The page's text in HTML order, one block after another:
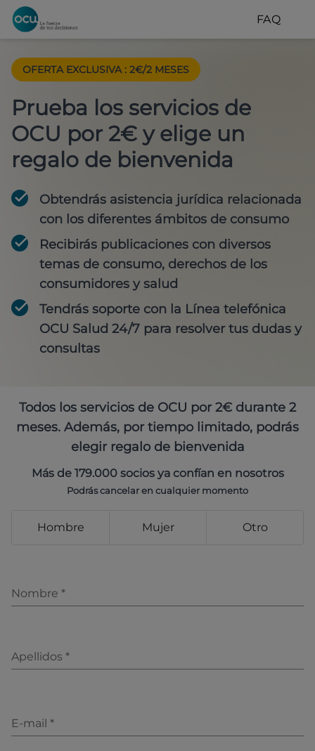
FAQ
OFERTA EXCLUSIVA : 2€/2 MESES
Prueba los servicios de
OCU por 2€ y elige un
regalo de bienvenida
Obtendrás asistencia jurídica relacionada
con los diferentes ámbitos de consumo
Recibirás publicaciones con diversos
temas de consumo, derechos de los
consumidores y salud
Tendrás soporte con la Línea telefónica
OCU Salud 24/7 para resolver tus dudas y
consultas
Todos los servicios de OCU por 2€ durante 2
meses. Además, por tiempo limitado, podrás
elegir regalo de bienvenida
Más de 179.000 socios ya confían en nosotros
Podrás cancelar en cualquier momento
Hombre Mujer Otro
Nombre *
Apellidos *
E-mail *